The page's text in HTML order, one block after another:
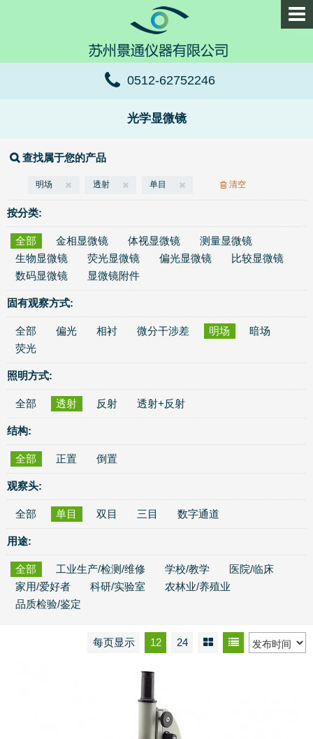
0512-62752246
光学显微镜
查找属于您的产品
明场 透射 单目 清空
按分类:
全部 金相显微镜 体视显微镜
测量显微镜
生物显微镜
荧光显微镜 偏光显微镜
比较显微镜
数码显微镜
显微镜附件
固有观察方式:
全部 偏光 相衬 微分干涉差 明场
暗场
荧光
照明方式:
全部 透射 反射 透射+反射
结构:
全部 正置 倒置
观察头:
全部 单目 双目 三目 数字通道
用途:
全部 工业生产/检测/维修 学校/教学
医院/临床
家用/爱好者
科研/实验室
农林业/养殖业
品质检验/鉴定
每页显示 12 24